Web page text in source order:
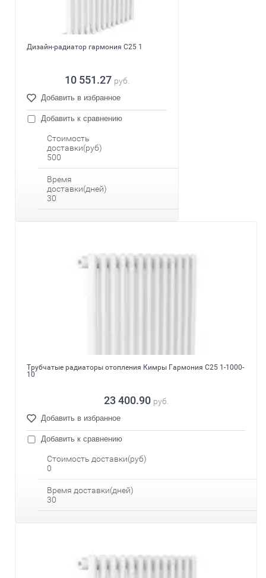
Дизайн-радиатор гармония С25 1
10 551.27 руб.
Добавить в избранное
Добавить к сравнению
Стоимость
доставки(руб)
500
Время
доставки(дней)
30
Трубчатые радиаторы отопления Кимры Гармония С25 1-1000-
10
23 400.90 руб.
Добавить в избранное
Добавить к сравнению
Стоимость доставки(руб)
0
Время доставки(дней)
30